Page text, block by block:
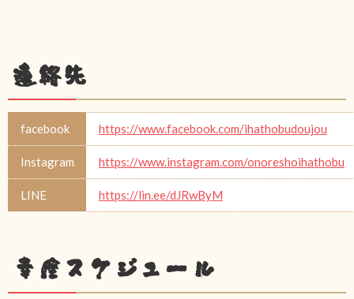
連絡先
facebook https://www.facebook.com/ihathobudoujou
Instagram https://www.instagram.com/onoreshoihathobu
LINE https://lin.ee/dJRwByM
幸座スケジュール